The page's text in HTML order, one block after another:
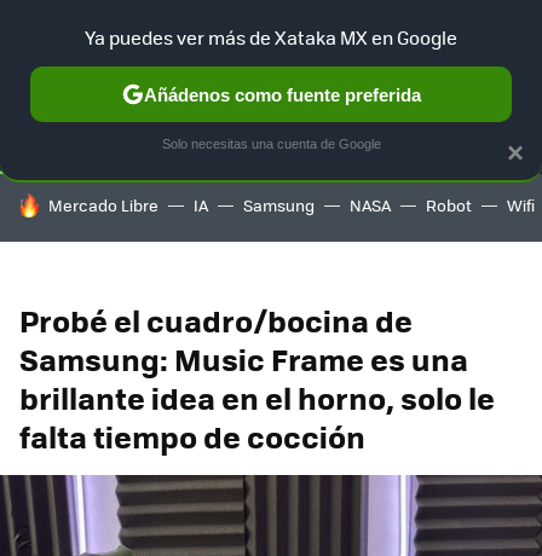
SELECCIÓN GAMING HOME AUTO TERRITORIO
HOY SE HABLA DE
Mercado Libre IA Samsung NASA Robot Wifi
Probé el cuadro/bocina de
Samsung: Music Frame es una
brillante idea en el horno, solo le
falta tiempo de cocción
×
Ya puedes ver más de Xataka MX en Google
Añádenos como fuente preferida
Solo necesitas una cuenta de Google